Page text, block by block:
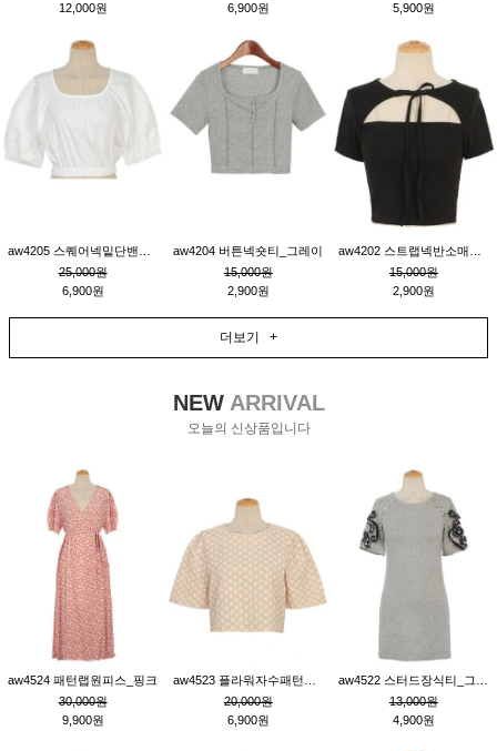
12,000원
6,900원
5,900원
25,000원
6,900원
aw4204 버튼넥숏티_그레이
15,000원
2,900원
15,000원
2,900원
더보기 +
NEWARRIVAL
오늘의 신상품입니다
aw4524 패턴랩원피스_핑크
30,000원
9,900원
20,000원
6,900원
13,000원
4,900원